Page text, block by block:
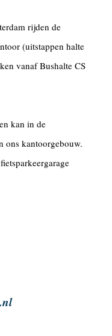
rijden de
(uitstappen halte
vanaf Bushalte CS
kan in de
ons kantoorgebouw.